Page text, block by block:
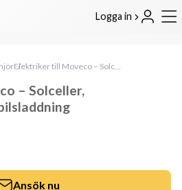
Logga in
Elektriker till Moveco – Solceller, Batterilagring & Elbilsladdning
– Solceller,
Ansök nu